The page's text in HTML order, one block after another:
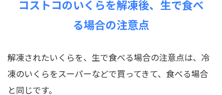
コストコのいくらを解凍後、生で食べ
る場合の注意点
解凍されたいくらを、生で食べる場合の注意点は、冷
凍のいくらをスーパーなどで買ってきて、食べる場合
と同じです。